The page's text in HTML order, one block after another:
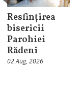
Resfințirea
bisericii
Parohiei
Rădeni
02 Aug, 2026